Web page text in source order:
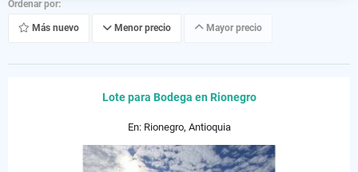
Ordenar por:
Más nuevo Menor precio Mayor precio
Lote para Bodega en Rionegro
En: Rionegro, Antioquia